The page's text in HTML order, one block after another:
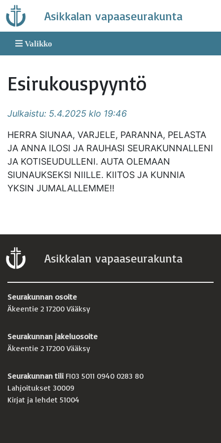
Skip
to
content
Asikkalan vapaaseurakunta
Valikko
Esirukouspyyntö
Julkaistu: 5.4.2025 klo 19:46
HERRA SIUNAA, VARJELE, PARANNA, PELASTA
JA ANNA ILOSI JA RAUHASI SEURAKUNNALLENI
JA KOTISEUDULLENI. AUTA OLEMAAN
SIUNAUKSEKSI NIILLE. KIITOS JA KUNNIA
YKSIN JUMALALLEMME!!
Asikkalan vapaaseurakunta
Seurakunnan osoite
Äkeentie 2 17200 Vääksy
Seurakunnan jakeluosoite
Äkeentie 2 17200 Vääksy
Seurakunnan tili FI03 5011 0940 0283 80
Lahjoitukset 30009
Kirjat ja lehdet 51004